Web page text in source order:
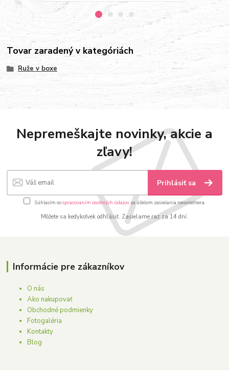
Tovar zaradený v kategóriách
Ruže v boxe
Nepremeškajte novinky, akcie a
zľavy!
Prihlásiť sa
Súhlasím sospracovaním osobných údajov za účelom zasielania newslettera.
Môžete sa kedykoľvek odhlásiť. Zasielame raz za 14 dní.
Informácie pre zákazníkov
O nás
Ako nakupovať
Obchodné podmienky
Fotogaléria
Kontakty
Blog